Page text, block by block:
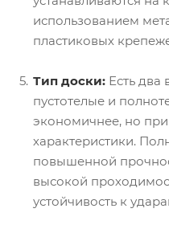
использованием
пластиковых
Тип доски: Есть два
пустотелые и
экономичнее, но
характеристики.
повышенной
высокой
устойчивость к